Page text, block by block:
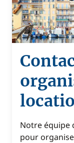
Notre équipe
pour